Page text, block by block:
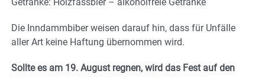
Die Inndammbiber weisen darauf hin, dass für Unfälle
aller Art keine Haftung übernommen wird.
Sollte es am 19. August regnen, wird das Fest auf den